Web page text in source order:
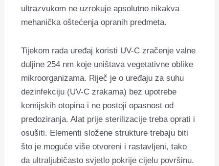
ultrazvukom ne uzrokuje apsolutno nikakva
mehanička oštećenja opranih predmeta.
Tijekom rada uređaj koristi UV-C zračenje valne
duljine 254 nm koje uništava vegetativne oblike
mikroorganizama. Riječ je o uređaju za suhu
dezinfekciju (UV-C zrakama) bez upotrebe
kemijskih otopina i ne postoji opasnost od
predoziranja.Alat prije sterilizacije treba oprati i
osušiti. Elementi složene strukture trebaju biti
što je moguće više otvoreni i rastavljeni, tako
da ultraljubičasto svjetlo pokrije cijelu površinu.